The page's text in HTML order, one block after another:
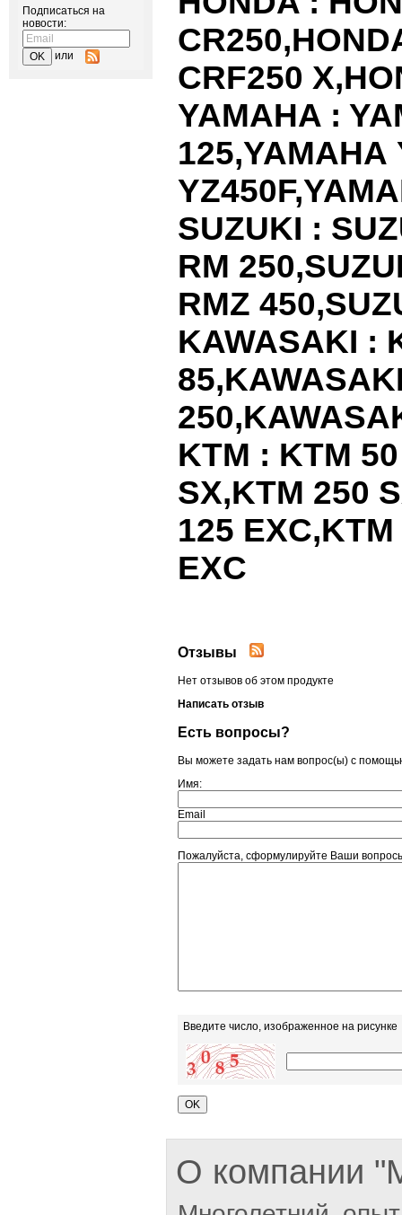
Подписаться на
новости:
или
CR250,
CRF250 X,
YAMAHA :
125,YAMAHA
YZ450F,
SUZUKI :
RM 250,
RMZ 450,
KAWASAKI :
85,
250,
KTM : KTM
SX,KTM 250
125 EXC,KTM
EXC
Отзывы
Нет отзывов об этом продукте
Написать отзыв
Есть вопросы?
Вы можете задать нам вопрос(ы) с
Имя:
Email
Пожалуйста, сформулируйте Ваши
Введите число, изображенное на рисунке
О компании